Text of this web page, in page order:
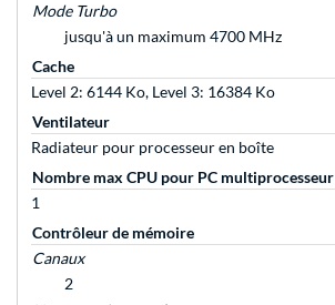
Mode Turbo
jusqu'à un maximum 4700 MHz
Cache
Level 2: 6144 Ko, Level 3: 16384 Ko
Ventilateur
Radiateur pour processeur en boîte
Nombre max CPU pour PC multiprocesseur
1
Contrôleur de mémoire
Canaux
2